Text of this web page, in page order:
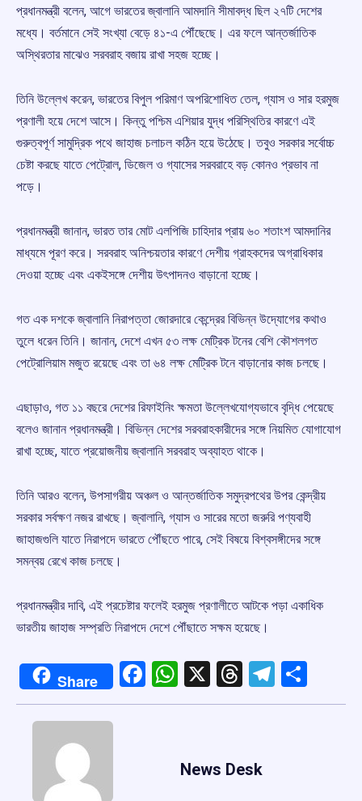
প্রধানমন্ত্রী বলেন, আগে ভারতের জ্বালানি আমদানি সীমাবদ্ধ ছিল ২৭টি দেশের
মধ্যে। বর্তমানে সেই সংখ্যা বেড়ে ৪১-এ পৌঁছেছে। এর ফলে আন্তর্জাতিক
অস্থিরতার মাঝেও সরবরাহ বজায় রাখা সহজ হচ্ছে।
তিনি উল্লেখ করেন, ভারতের বিপুল পরিমাণ অপরিশোধিত তেল, গ্যাস ও সার হরমুজ
প্রণালী হয়ে দেশে আসে। কিন্তু পশ্চিম এশিয়ার যুদ্ধ পরিস্থিতির কারণে এই
গুরুত্বপূর্ণ সামুদ্রিক পথে জাহাজ চলাচল কঠিন হয়ে উঠেছে। তবুও সরকার সর্বোচ্চ
চেষ্টা করছে যাতে পেট্রোল, ডিজেল ও গ্যাসের সরবরাহে বড় কোনও প্রভাব না
পড়ে।
প্রধানমন্ত্রী জানান, ভারত তার মোট এলপিজি চাহিদার প্রায় ৬০ শতাংশ আমদানির
মাধ্যমে পূরণ করে। সরবরাহ অনিশ্চয়তার কারণে দেশীয় গ্রাহকদের অগ্রাধিকার
দেওয়া হচ্ছে এবং একইসঙ্গে দেশীয় উৎপাদনও বাড়ানো হচ্ছে।
গত এক দশকে জ্বালানি নিরাপত্তা জোরদারে কেন্দ্রের বিভিন্ন উদ্যোগের কথাও
তুলে ধরেন তিনি। জানান, দেশে এখন ৫৩ লক্ষ মেট্রিক টনের বেশি কৌশলগত
পেট্রোলিয়াম মজুত রয়েছে এবং তা ৬৪ লক্ষ মেট্রিক টনে বাড়ানোর কাজ চলছে।
এছাড়াও, গত ১১ বছরে দেশের রিফাইনিং ক্ষমতা উল্লেখযোগ্যভাবে বৃদ্ধি পেয়েছে
বলেও জানান প্রধানমন্ত্রী। বিভিন্ন দেশের সরবরাহকারীদের সঙ্গে নিয়মিত যোগাযোগ
রাখা হচ্ছে, যাতে প্রয়োজনীয় জ্বালানি সরবরাহ অব্যাহত থাকে।
তিনি আরও বলেন, উপসাগরীয় অঞ্চল ও আন্তর্জাতিক সমুদ্রপথের উপর কেন্দ্রীয়
সরকার সর্বক্ষণ নজর রাখছে। জ্বালানি, গ্যাস ও সারের মতো জরুরি পণ্যবাহী
জাহাজগুলি যাতে নিরাপদে ভারতে পৌঁছতে পারে, সেই বিষয়ে বিশ্বসঙ্গীদের সঙ্গে
সমন্বয় রেখে কাজ চলছে।
প্রধানমন্ত্রীর দাবি, এই প্রচেষ্টার ফলেই হরমুজ প্রণালীতে আটকে পড়া একাধিক
ভারতীয় জাহাজ সম্প্রতি নিরাপদে দেশে পৌঁছাতে সক্ষম হয়েছে।
Share Facebook
WhatsApp
X Threads
News Desk